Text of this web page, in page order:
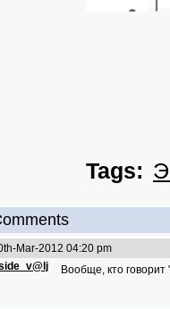
Tags:
Mar-2012 04:20 pm
Вообще, кто